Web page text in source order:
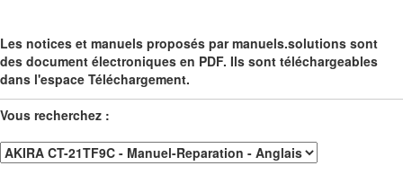
Les notices et manuels proposés par manuels.solutions sont
des document électroniques en PDF. Ils sont téléchargeables
dans l'espace Téléchargement.
Vous recherchez :